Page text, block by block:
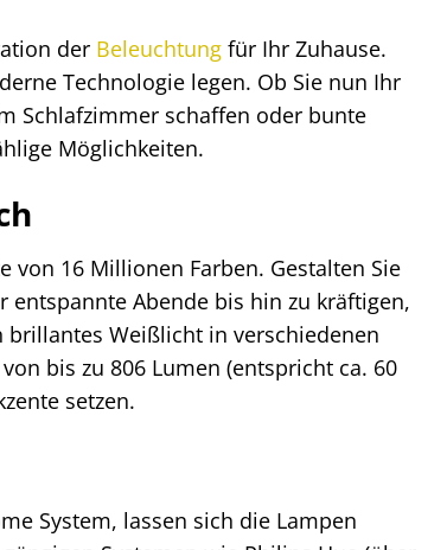
der Beleuchtung für Ihr Zuhause.
Technologie legen. Ob Sie nun Ihr
Schlafzimmer schaffen oder bunte
Möglichkeiten.
von 16 Millionen Farben. Gestalten Sie
Abende bis hin zu kräftigen,
brillantes Weißlicht in verschiedenen
bis zu 806 Lumen (entspricht ca. 60
setzen.
System, lassen sich die Lampen